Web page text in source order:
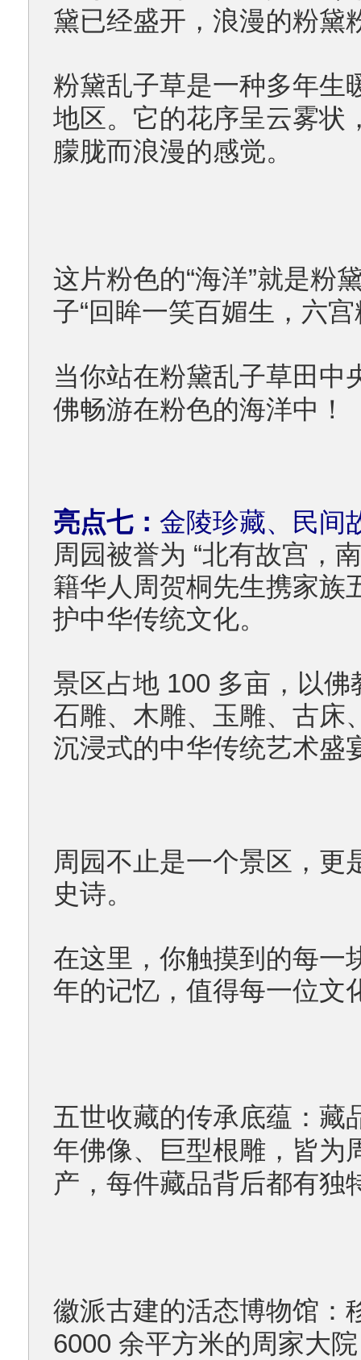
黛已经盛开，浪漫的粉黛
粉黛乱子草是一种多年生
地区。它的花序呈云雾状
朦胧而浪漫的感觉。
这片粉色的“海洋”就是粉
子“回眸一笑百媚生，六
当你站在粉黛乱子草田中
佛畅游在粉色的海洋中！
亮点七： 金陵珍藏、民
周园被誉为 “北有故宫，
籍华人周贺桐先生携家族
护中华传统文化。
景区占地 100 多亩，以
石雕、木雕、玉雕、古床
沉浸式的中华传统艺术盛
周园不止是一个景区，更
史诗。
在这里，你触摸到的每一
年的记忆，值得每一位文
五世收藏的传承底蕴：藏
年佛像、巨型根雕，皆为
产，每件藏品背后都有独
徽派古建的活态博物馆：
6000 余平方米的周家大